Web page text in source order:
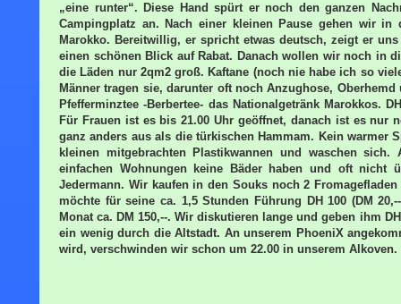
„eine runter“. Diese Hand spürt er noch den ganzen
Campingplatz an. Nach einer kleinen Pause gehen wir
Marokko. Bereitwillig, er spricht etwas deutsch, zeigt er
einen schönen Blick auf Rabat. Danach wollen wir noch in
die Läden nur 2qm2 groß. Kaftane (noch nie habe ich so
Männer tragen sie, darunter oft noch Anzughose,
Pfefferminztee -Berbertee- das Nationalgetränk Marokkos.
Für Frauen ist es bis 21.00 Uhr geöffnet, danach ist es
ganz anders aus als die türkischen Hammam. Kein warmer
kleinen mitgebrachten Plastikwannen und waschen
einfachen Wohnungen keine Bäder haben und oft nicht
Jedermann. Wir kaufen in den Souks noch 2
möchte für seine ca. 1,5 Stunden Führung DH 100 (DM
Monat ca. DM 150,--. Wir diskutieren lange und geben ihm
ein wenig durch die Altstadt. An unserem PhoeniX
wird, verschwinden wir schon um 22.00 in unserem Alkoven.